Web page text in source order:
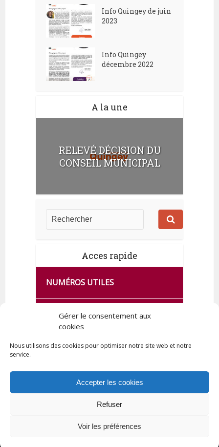
Gérer le consentement aux
cookies
Nous utilisons des cookies pour optimiser notre site web et notre
service.
Accepter les cookies
Refuser
Voir les préférences
Info Quingey de juin
2023
Info Quingey
décembre 2022
A la une
RELEVÉ DÉCISION DU
CONSEIL MUNICIPAL
Acces rapide
NUMÉROS UTILES
CA SE PASSE À FRANCE SERVICES
DE QUINGEY
Tous droits réservés © 2023 Commune de Quingey / Création -